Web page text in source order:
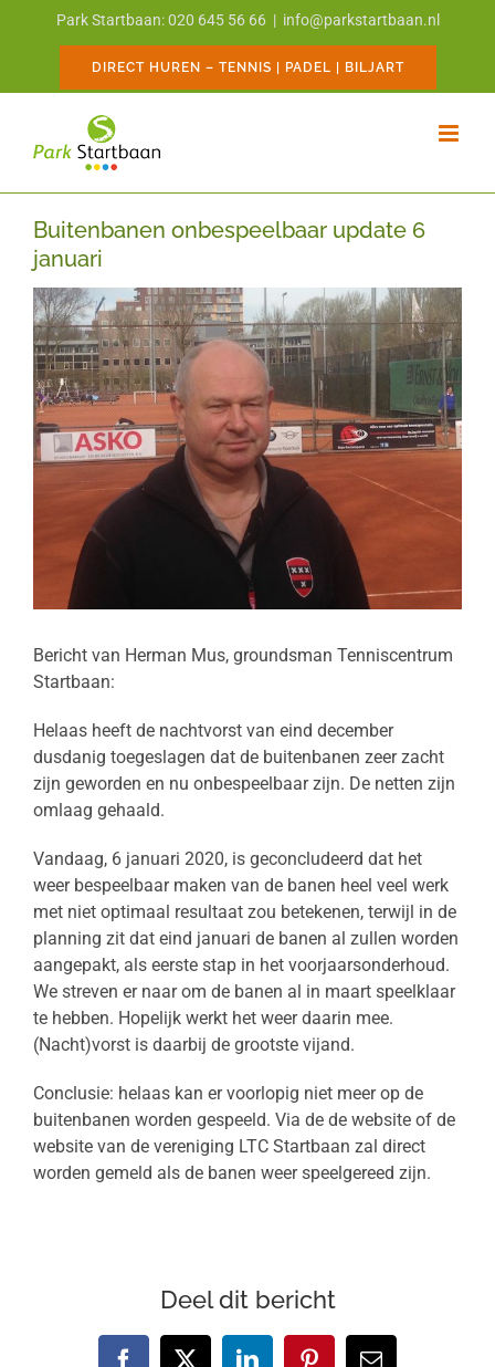
Park Startbaan: 020 645 56 66 | info@parkstartbaan.nl
DIRECT HUREN – TENNIS | PADEL | BILJART
Buitenbanen onbespeelbaar update 6
januari
Bekijk
grotere
afbeelding
Bericht van Herman Mus, groundsman Tenniscentrum
Startbaan:
Helaas heeft de nachtvorst van eind december
dusdanig toegeslagen dat de buitenbanen zeer zacht
zijn geworden en nu onbespeelbaar zijn. De netten zijn
omlaag gehaald.
Vandaag, 6 januari 2020, is geconcludeerd dat het
weer bespeelbaar maken van de banen heel veel werk
met niet optimaal resultaat zou betekenen, terwijl in de
planning zit dat eind januari de banen al zullen worden
aangepakt, als eerste stap in het voorjaarsonderhoud.
We streven er naar om de banen al in maart speelklaar
te hebben. Hopelijk werkt het weer daarin mee.
(Nacht)vorst is daarbij de grootste vijand.
Conclusie: helaas kan er voorlopig niet meer op de
buitenbanen worden gespeeld. Via de de website of de
website van de vereniging LTC Startbaan zal direct
worden gemeld als de banen weer speelgereed zijn.
Deel dit bericht